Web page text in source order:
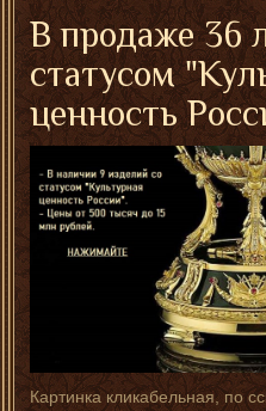
В продаже 36
статусом
ценность
Картинка кликабельная, по